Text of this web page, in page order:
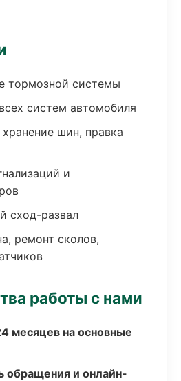
тормозной системы
систем автомобиля
шин, правка
и
сход-развал
ремонт сколов,
работы с нами
месяцев на основные
обращения и онлайн-